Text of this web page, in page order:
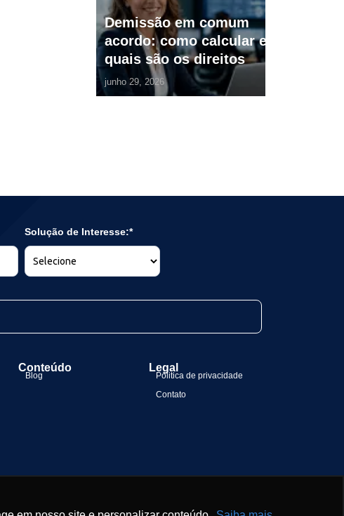
Demissão em comum
acordo: como calcular e
quais são os direitos
junho 29, 2026
Solução de Interesse:*
Conteúdo
Blog
Legal
Politica de privacidade
Contato